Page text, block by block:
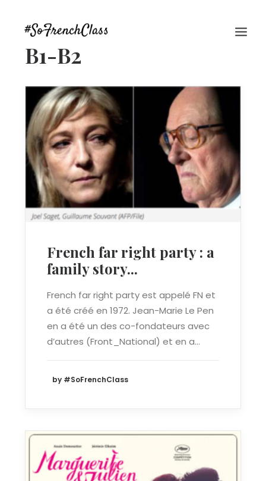
#SOFRENCHCLASS PRIVACY POLICY
B1-B2
French far right party : a
family story...
French far right party est appelé FN et
a été créé en 1972. Jean-Marie Le Pen
en a été un des co-fondateurs avec
d’autres (Front_National) et en a…
by #SoFrenchClass